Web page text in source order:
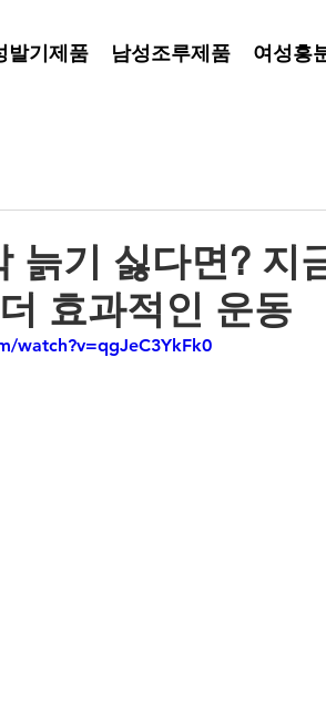
발기제품 남성조루제품 여성흥
늙기 싫다면? 지
효과적인 운동
watch?v=qgJeC3YkFk0